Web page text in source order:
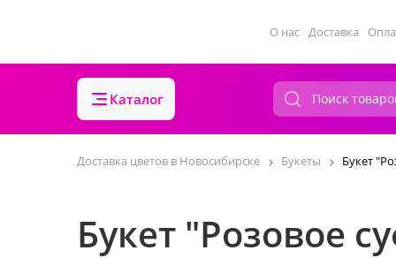
О нас Доставка
Каталог
Доставка цветов в Новосибирске Букеты Букет
Букет "Розовое